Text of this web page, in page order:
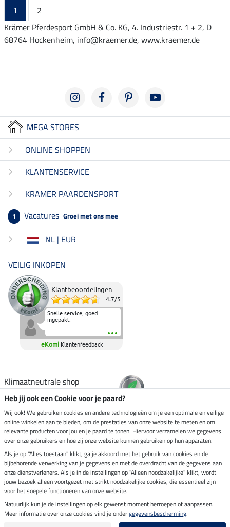
1
2
Krämer Pferdesport GmbH & Co. KG, 4. Industriestr. 1 + 2, D
68764 Hockenheim, info@kraemer.de, www.kraemer.de
MEGA STORES
ONLINE SHOPPEN
KLANTENSERVICE
KRAMER PAARDENSPORT
1 Vacatures Groei met ons mee
NL | EUR
VEILIG INKOPEN
Klantbeoordelingen
4.7/5
Snelle service, goed
ingepakt.
eKomi Klantenfeedback
Klimaatneutrale shop
Verzending per
Veilig betalen met
Impressum
Laatste update op 06.08.2026 om 14:39 uur
Heb jij ook een Cookie voor je paard?
Wij ook! We gebruiken cookies en andere technologieën om je een optimale en veilige
online winkelen aan te bieden, om de prestaties van onze website te meten en om
relevante producten voor jou en je paard te tonen! Hiervoor verzamelen we gegevens
over onze gebruikers en hoe zij onze website kunnen gebruiken op hun apparaten.
Als je op "Alles toestaan" klikt, ga je akkoord met het gebruik van cookies en de
bijbehorende verwerking van je gegevens en met de overdracht van de gegevens aan
onze dienstverleners. Als je in de instellingen op "Alleen noodzakelijke" klikt, wordt
jouw bezoek alleen voortgezet met strikt noodzakelijke cookies, die essentieel zijn
voor het soepele functioneren van onze website.
Natuurlijk kun je de instellingen op elk gewenst moment herroepen of aanpassen.
Meer informatie over onze cookies vind je ondergegevensbescherming.